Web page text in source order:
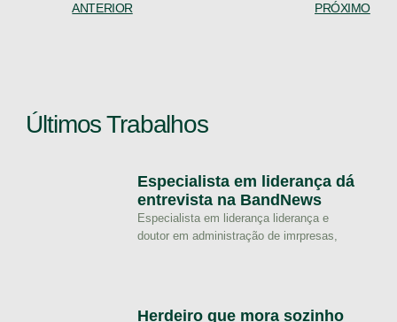
ANTERIOR PRÓXIMO
Últimos Trabalhos
Especialista em liderança dá
entrevista na BandNews
Especialista em liderança liderança e
doutor em administração de imrpresas,
Herdeiro que mora sozinho